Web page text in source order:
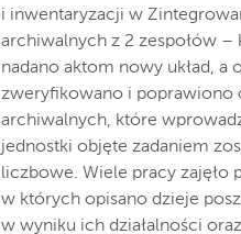
i inwentaryzacji w
archiwalnych z 2 zespołów
nadano aktom nowy układ, a
zweryfikowano i poprawiono
archiwalnych, które
jednostki objęte zadaniem
liczbowe. Wiele pracy zajęło
w których opisano dzieje
w wyniku ich działalności